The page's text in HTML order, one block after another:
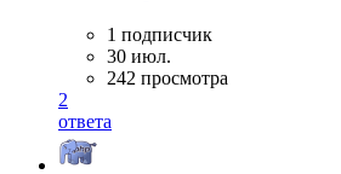
1 подписчик
30 июл.
242 просмотра
2
ответа